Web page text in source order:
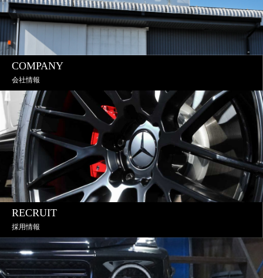
COMPANY
会社情報
RECRUIT
採用情報